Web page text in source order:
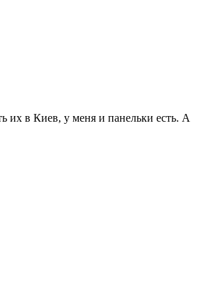
их в Киев, у меня и панельки есть. А